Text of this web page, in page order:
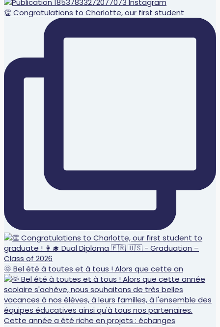
👏 Congratulations to Charlotte, our first student
🌞 Bel été à toutes et à tous ! Alors que cette an